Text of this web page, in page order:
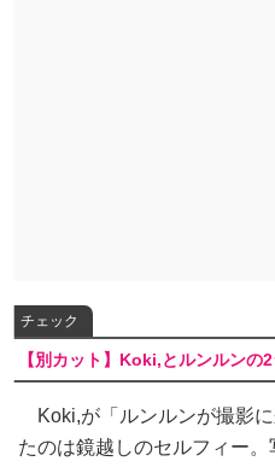
チェック
【別カット】Koki,とルンルンの
Koki,が「ルンルンが撮影
たのは鏡越しのセルフィー